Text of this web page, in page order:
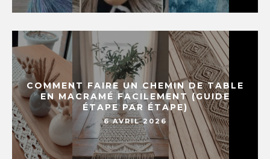
COMMENT FAIRE UN CHEMIN DE TABLE
EN MACRAMÉ FACILEMENT (GUIDE
ÉTAPE PAR ÉTAPE)
6 AVRIL 2026